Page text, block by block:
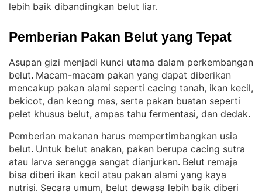
lebih baik dibandingkan belut liar.
Pemberian Pakan Belut yang Tepat
Asupan gizi menjadi kunci utama dalam perkembangan
belut. Macam-macam pakan yang dapat diberikan
mencakup pakan alami seperti cacing tanah, ikan kecil,
bekicot, dan keong mas, serta pakan buatan seperti
pelet khusus belut, ampas tahu fermentasi, dan dedak.
Pemberian makanan harus mempertimbangkan usia
belut. Untuk belut anakan, pakan berupa cacing sutra
atau larva serangga sangat dianjurkan. Belut remaja
bisa diberi ikan kecil atau pakan alami yang kaya
nutrisi. Secara umum, belut dewasa lebih baik diberi